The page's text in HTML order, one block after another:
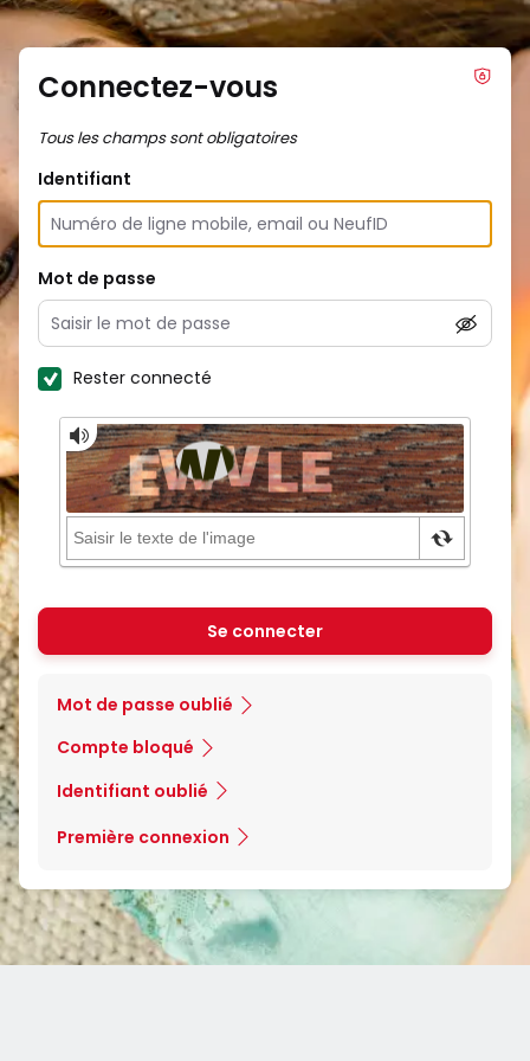
Connectez-vous
Tous les champs sont obligatoires
Identifiant
Mot de passe
Rester connecté
Se connecter
Mot de passe oublié
Compte bloqué
Identifiant oublié
Première connexion